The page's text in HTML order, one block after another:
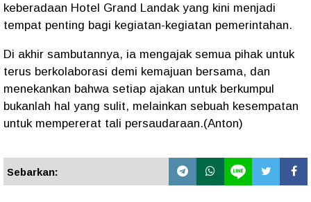
keberadaan Hotel Grand Landak yang kini menjadi
tempat penting bagi kegiatan-kegiatan pemerintahan.
Di akhir sambutannya, ia mengajak semua pihak untuk
terus berkolaborasi demi kemajuan bersama, dan
menekankan bahwa setiap ajakan untuk berkumpul
bukanlah hal yang sulit, melainkan sebuah kesempatan
untuk mempererat tali persaudaraan.(Anton)
Sebarkan: